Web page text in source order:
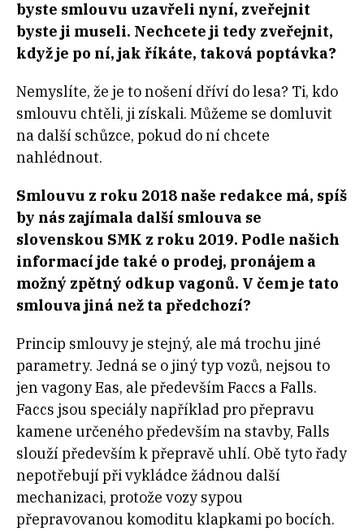
byste smlouvu uzavřeli nyní, zveřejnit
byste ji museli. Nechcete ji tedy zveřejnit,
když je po ní, jak říkáte, taková poptávka?
Nemyslíte, že je to nošení dříví do lesa? Ti, kdo
smlouvu chtěli, ji získali. Můžeme se domluvit
na další schůzce, pokud do ní chcete
nahlédnout.
Smlouvu z roku 2018 naše redakce má, spíš
by nás zajímala další smlouva se
slovenskou SMK z roku 2019. Podle našich
informací jde také o prodej, pronájem a
možný zpětný odkup vagonů. V čem je tato
smlouva jiná než ta předchozí?
Princip smlouvy je stejný, ale má trochu jiné
parametry. Jedná se o jiný typ vozů, nejsou to
jen vagony Eas, ale především Faccs a Falls.
Faccs jsou speciály například pro přepravu
kamene určeného především na stavby, Falls
slouží především k přepravě uhlí. Obě tyto řady
nepotřebují při vykládce žádnou další
mechanizaci, protože vozy sypou
přepravovanou komoditu klapkami po bocích.